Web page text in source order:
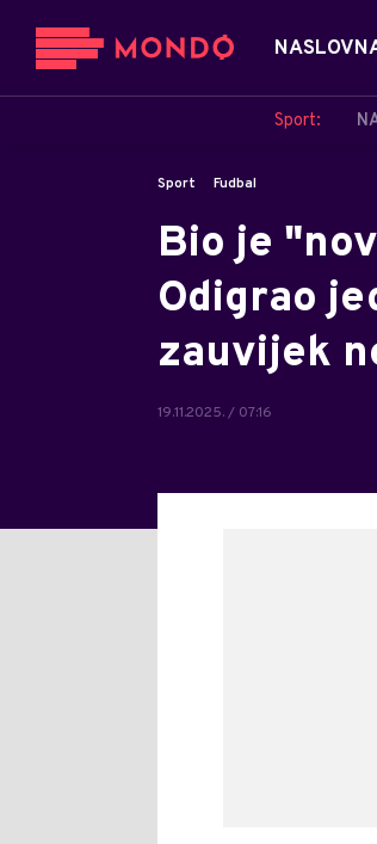
Sport:
Sport Fudbal
Bio je
Odigrao
zauvijek
19.11.2025. / 07:16